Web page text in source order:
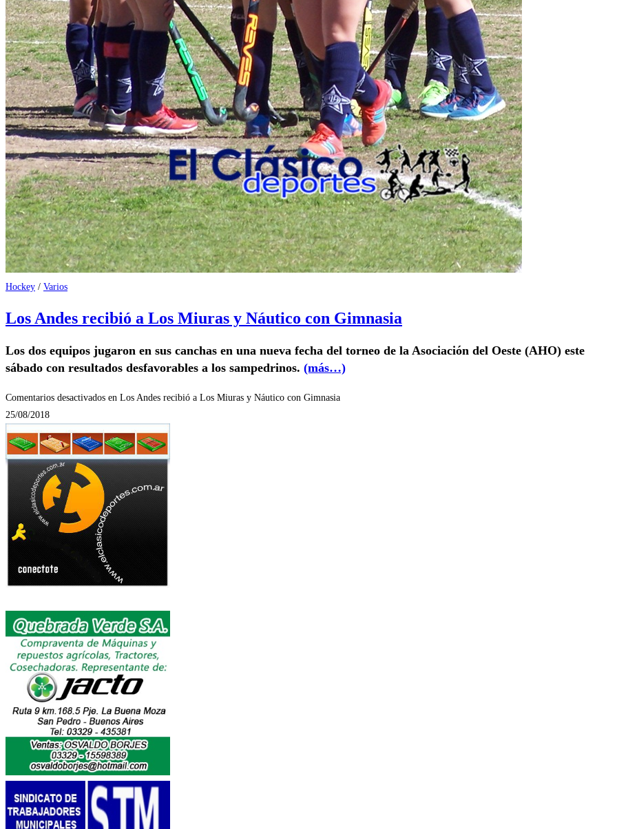
Hockey / Varios
Los Andes recibió a Los Miuras y Náutico con Gimnasia
Los dos equipos jugaron en sus canchas en una nueva fecha del torneo de la Asociación del Oeste (AHO) este
sábado con resultados desfavorables a los sampedrinos. (más…)
Comentarios desactivados en Los Andes recibió a Los Miuras y Náutico con Gimnasia
25/08/2018